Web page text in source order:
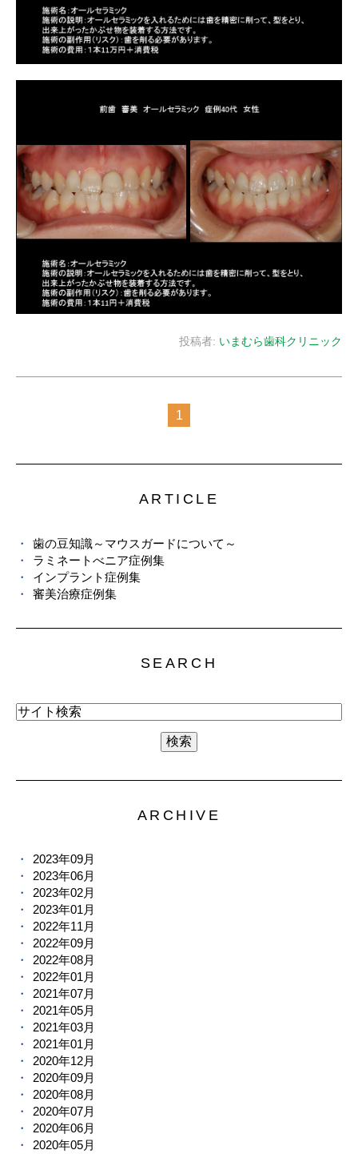
投稿者: いまむら歯科クリニック
1
ARTICLE
歯の豆知識～マウスガードについて～
ラミネートべニア症例集
インプラント症例集
審美治療症例集
SEARCH
ARCHIVE
2023年09月
2023年06月
2023年02月
2023年01月
2022年11月
2022年09月
2022年08月
2022年01月
2021年07月
2021年05月
2021年03月
2021年01月
2020年12月
2020年09月
2020年08月
2020年07月
2020年06月
2020年05月